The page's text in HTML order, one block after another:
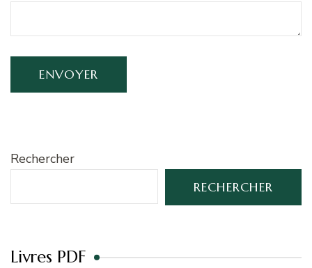
Rechercher
RECHERCHER
Livres PDF